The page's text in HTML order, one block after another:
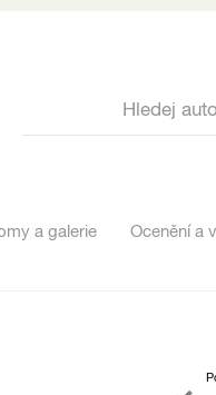
a galerie Ocenění a